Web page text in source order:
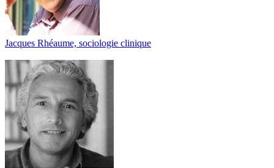
Jacques Rhéaume, sociologie clinique